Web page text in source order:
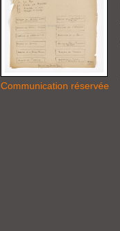
Communication réservée